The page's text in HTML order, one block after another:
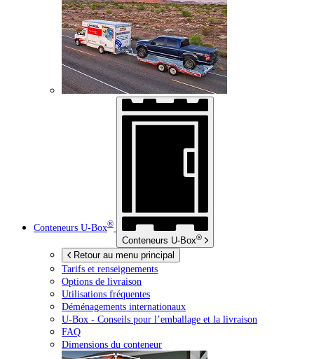
Conteneurs U-Box®
Conteneurs U-Box®
Retour au menu principal
Tarifs et renseignements
Options de livraison
Utilisations fréquentes
Déménagements internationaux
U-Box - Conseils pour l’emballage et la livraison
FAQ
Dimensions du conteneur